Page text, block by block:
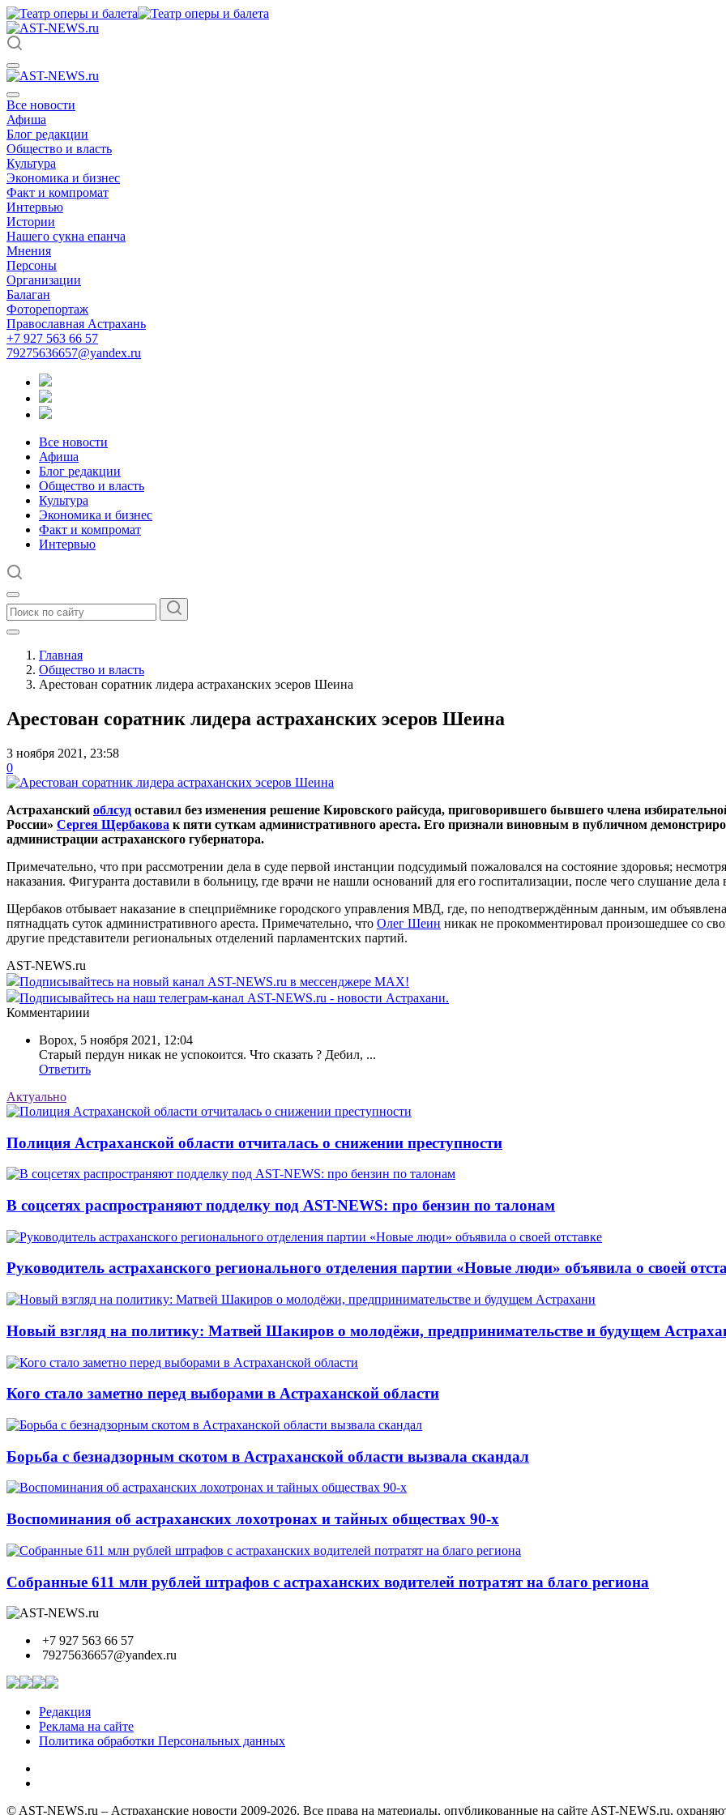
Все новости
Афиша
Блог редакции
Общество и власть
Культура
Экономика и бизнес
Факт и компромат
Интервью
Истории
Нашего сукна епанча
Мнения
Персоны
Организации
Балаган
Фоторепортаж
Православная Астрахань
+7 927 563 66 57
79275636657@yandex.ru
Все новости
Афиша
Блог редакции
Общество и власть
Культура
Экономика и бизнес
Факт и компромат
Интервью
Главная
Общество и власть
Арестован соратник лидера астраханских эсеров Шеина
Арестован соратник лидера астраханских эсеров Шеина
3 ноября 2021, 23:58
0
Астраханский облсуд оставил без изменения решение Кировского райсуда, приговорившего бывшего члена
России» Сергея Щербакова к пяти суткам административного ареста. Его признали виновным в публичном
администрации астраханского губернатора.
Примечательно, что при рассмотрении дела в суде первой инстанции подсудимый пожаловался на состояние здоровья;
наказания. Фигуранта доставили в больницу, где врачи не нашли оснований для его госпитализации, после чего слушание дела
Щербаков отбывает наказание в спецприёмнике городского управления МВД, где, по неподтверждённым данным, им
пятнадцать суток административного ареста. Примечательно, что Олег Шеин никак не прокомментировал произошедшее со
другие представители региональных отделений парламентских партий.
AST-NEWS.ru
Подписывайтесь на новый канал AST-NEWS.ru в мессенджере MAX!
Подписывайтесь на наш телеграм-канал AST-NEWS.ru - новости Астрахани.
Комментариии
Ворох, 5 ноября 2021, 12:04
Старый пердун никак не успокоится. Что сказать ? Дебил, ...
Ответить
Актуально
Полиция Астраханской области отчиталась о снижении преступности
В соцсетях распространяют подделку под AST-NEWS: про бензин по талонам
Руководитель астраханского регионального отделения партии «Новые люди» объявила о своей
Новый взгляд на политику: Матвей Шакиров о молодёжи, предпринимательстве и будущем
Кого стало заметно перед выборами в Астраханской области
Борьба с безнадзорным скотом в Астраханской области вызвала скандал
Воспоминания об астраханских лохотронах и тайных обществах 90-х
Собранные 611 млн рублей штрафов с астраханских водителей потратят на благо региона
+7 927 563 66 57
79275636657@yandex.ru
Редакция
Реклама на сайте
Политика обработки Персональных данных
© AST-NEWS.ru – Астраханские новости 2009-2026. Все права на материалы, опубликованные на сайте AST-NEWS.ru,